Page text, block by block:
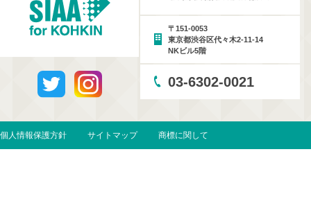
〒151-0053
東京都渋谷区代々木2-11-14
NKビル5階
03-6302-0021
個人情報保護方針 サイトマップ 商標に関して